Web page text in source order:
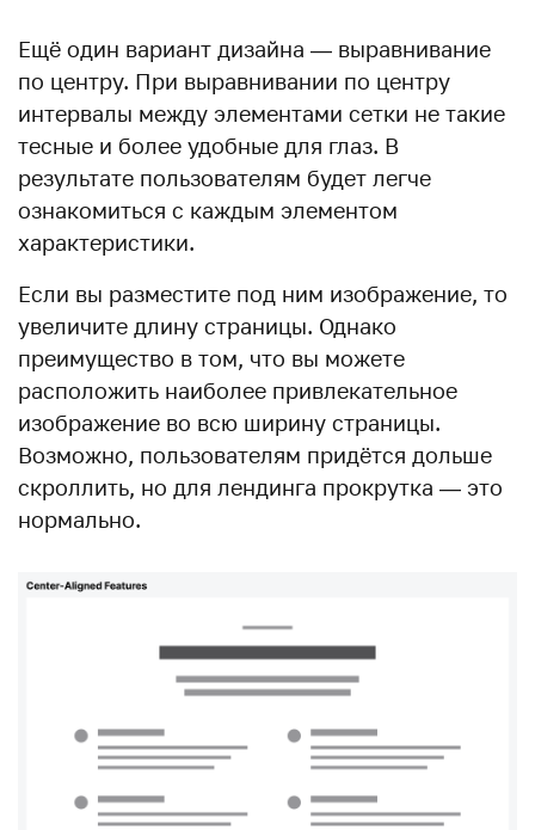
Ещё один вариант дизайна — выравнивание
по центру. При выравнивании по центру
интервалы между элементами сетки не такие
тесные и более удобные для глаз. В
результате пользователям будет легче
ознакомиться с каждым элементом
характеристики.
Если вы разместите под ним изображение, то
увеличите длину страницы. Однако
преимущество в том, что вы можете
расположить наиболее привлекательное
изображение во всю ширину страницы.
Возможно, пользователям придётся дольше
скроллить, но для лендинга прокрутка — это
нормально.